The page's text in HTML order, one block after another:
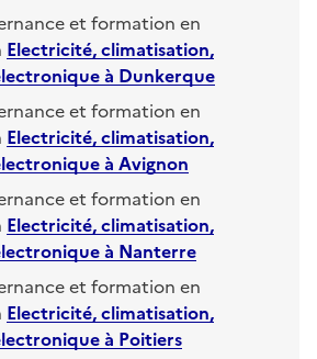
et formation en
Electricité, climatisation,
à Dunkerque
et formation en
Electricité, climatisation,
à Avignon
et formation en
Electricité, climatisation,
à Nanterre
et formation en
Electricité, climatisation,
à Poitiers